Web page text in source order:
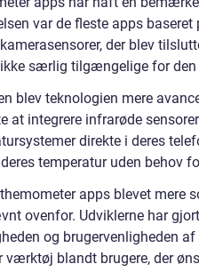
var de fleste apps
der blev
særlig tilgængelige for den
blev teknologien mere
at integrere infrarøde
direkte i deres
temperatur uden behov
apps blevet mere
ovenfor. Udviklerne har
og brugervenligheden
blandt brugere, der